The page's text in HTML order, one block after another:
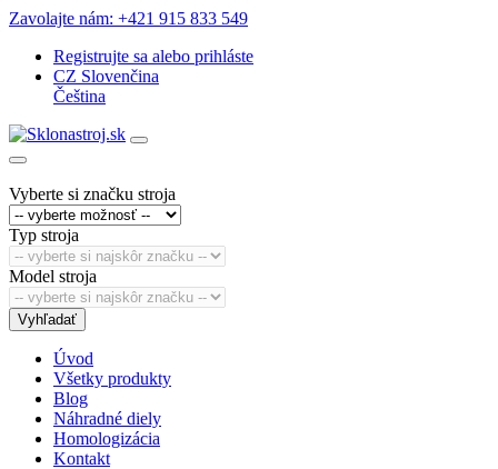
Zavolajte nám: +421 915 833 549
Registrujte sa alebo prihláste
CZ Slovenčina
Čeština
Vyberte si značku stroja
Typ stroja
Model stroja
Vyhľadať
Úvod
Všetky produkty
Blog
Náhradné diely
Homologizácia
Kontakt